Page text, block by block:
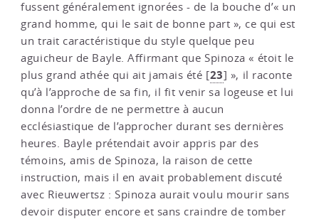
fussent généralement ignorées - de la bouche d’« un
grand homme, qui le sait de bonne part », ce qui est
un trait caractéristique du style quelque peu
aguicheur de Bayle. Affirmant que Spinoza « étoit le
plus grand athée qui ait jamais été [23] », il raconte
qu’à l’approche de sa fin, il fit venir sa logeuse et lui
donna l’ordre de ne permettre à aucun
ecclésiastique de l’approcher durant ses dernières
heures. Bayle prétendait avoir appris par des
témoins, amis de Spinoza, la raison de cette
instruction, mais il en avait probablement discuté
avec Rieuwertsz : Spinoza aurait voulu mourir sans
devoir disputer encore et sans craindre de tomber